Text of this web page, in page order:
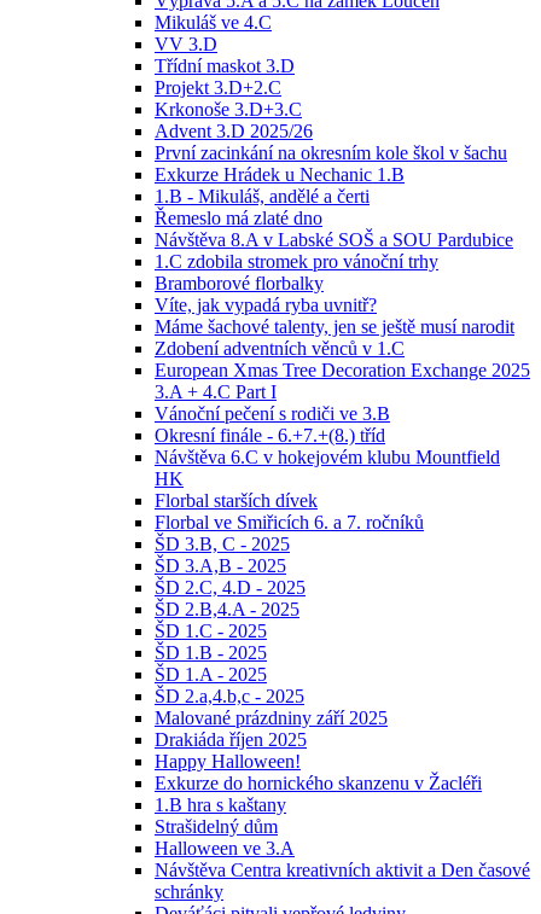
Mikuláš ve 4.C
VV 3.D
Třídní maskot 3.D
Projekt 3.D+2.C
Krkonoše 3.D+3.C
Advent 3.D 2025/26
První zacinkání na okresním kole škol v šachu
Exkurze Hrádek u Nechanic 1.B
1.B - Mikuláš, andělé a čerti
Řemeslo má zlaté dno
Návštěva 8.A v Labské SOŠ a SOU Pardubice
1.C zdobila stromek pro vánoční trhy
Bramborové florbalky
Víte, jak vypadá ryba uvnitř?
Máme šachové talenty, jen se ještě musí narodit
Zdobení adventních věnců v 1.C
European Xmas Tree Decoration Exchange 2025
3.A + 4.C Part I
Vánoční pečení s rodiči ve 3.B
Okresní finále - 6.+7.+(8.) tříd
Návštěva 6.C v hokejovém klubu Mountfield
HK
Florbal starších dívek
Florbal ve Smiřicích 6. a 7. ročníků
ŠD 3.B, C - 2025
ŠD 3.A,B - 2025
ŠD 2.C, 4.D - 2025
ŠD 2.B,4.A - 2025
ŠD 1.C - 2025
ŠD 1.B - 2025
ŠD 1.A - 2025
ŠD 2.a,4.b,c - 2025
Malované prázdniny září 2025
Drakiáda říjen 2025
Happy Halloween!
Exkurze do hornického skanzenu v Žacléři
1.B hra s kaštany
Strašidelný dům
Halloween ve 3.A
Návštěva Centra kreativních aktivit a Den časové
schránky